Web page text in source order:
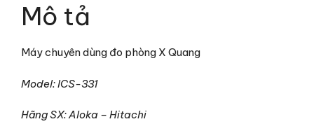
Mô tả
Máy chuyên dùng đo phòng X Quang
Model: ICS-331
Hãng SX: Aloka – Hitachi